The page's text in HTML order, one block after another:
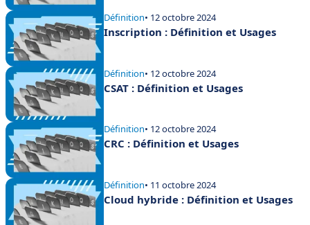
Définition• 12 octobre 2024
Inscription : Définition et Usages
Définition• 12 octobre 2024
CSAT : Définition et Usages
Définition• 12 octobre 2024
CRC : Définition et Usages
Définition• 11 octobre 2024
Cloud hybride : Définition et Usages